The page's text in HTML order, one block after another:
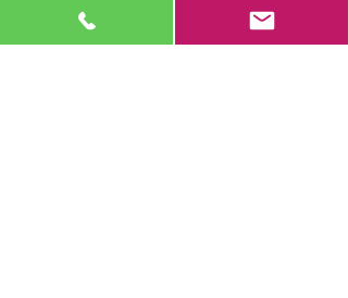
【定休日】 日・祝​